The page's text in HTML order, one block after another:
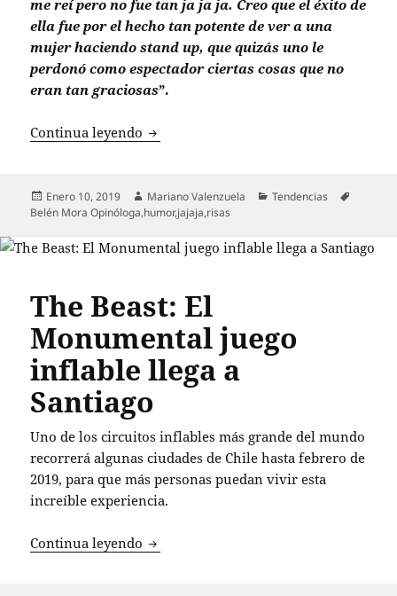
me reí pero no fue tan ja ja ja. Creo que el éxito de
ella fue por el hecho tan potente de ver a una
mujer haciendo stand up, que quizás uno le
perdonó como espectador ciertas cosas que no
eran tan graciosas”.
Continua leyendo Belén Mora: “La rutina de Natalia
Publicado
el
Enero 10, 2019 Autor
Mariano Valenzuela Categorías
Tendencias
Belén Mora Opinóloga,humor,jajaja,risas
The Beast: El
Monumental juego
inflable llega a
Santiago
Uno de los circuitos inflables más grande del mundo
recorrerá algunas ciudades de Chile hasta febrero de
2019, para que más personas puedan vivir esta
increíble experiencia.
Continua leyendo The Beast: El Monumental juego